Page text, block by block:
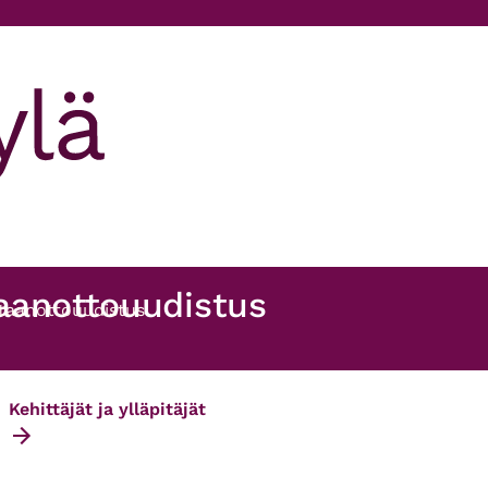
Kehittäjät ja ylläpitäjät